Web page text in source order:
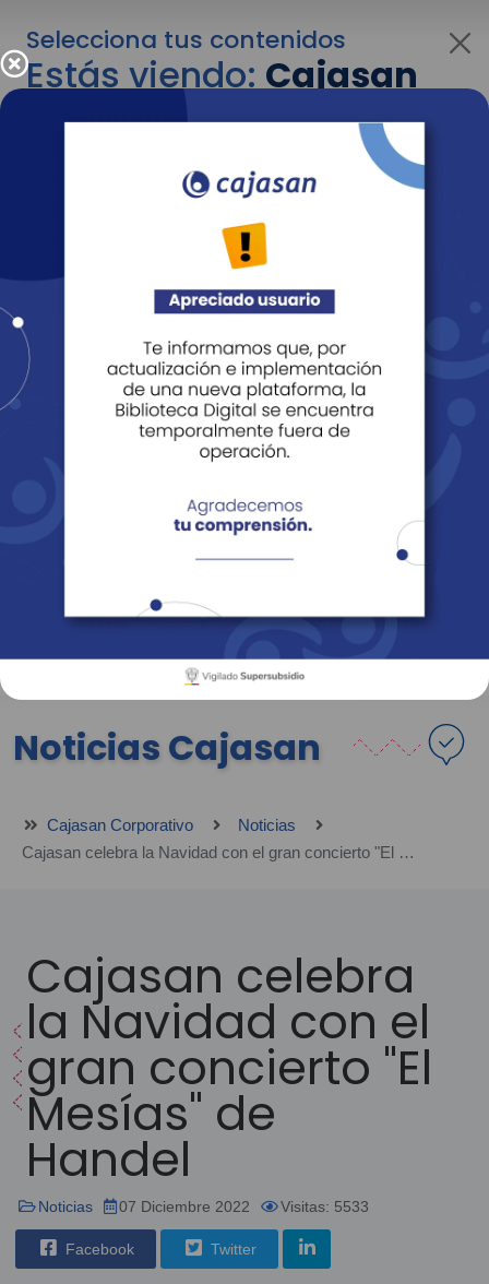
Selecciona tus contenidos
Estás viendo:Cajasan
corporativo
Para cambiar al contenido de tu interés más
adelante recuerda utilizar el menú
Entendido
Revista Fácil Vivir
Sedes Directorio Servicios En Línea
Noticias Cajasan
Cajasan Corporativo
Noticias
Cajasan celebra la Navidad con el gran concierto "El Mesías" de Handel
Cajasan celebra
la Navidad con el
gran concierto "El
Mesías" de
Handel
Noticias 07 Diciembre 2022 Visitas: 5533
Facebook Twitter